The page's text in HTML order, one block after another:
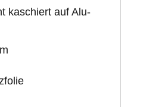
kaschiert auf Alu-